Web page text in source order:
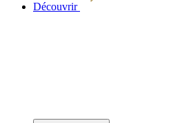
Découvrir